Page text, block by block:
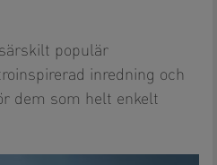
populär
inredning och
dem som helt enkelt